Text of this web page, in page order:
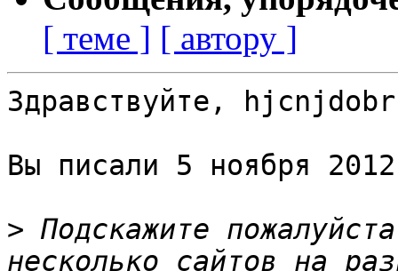
[ теме ] [ автору ]
Здравствуйте,
Вы писали 5 ноября
> Подскажите